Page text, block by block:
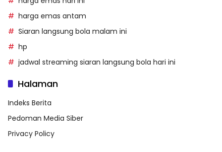
harga emas antam
Siaran langsung bola malam ini
hp
jadwal streaming siaran langsung bola hari ini
Halaman
Indeks Berita
Pedoman Media Siber
Privacy Policy